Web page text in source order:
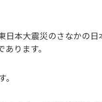
日本大震災のさなかの日
ります。